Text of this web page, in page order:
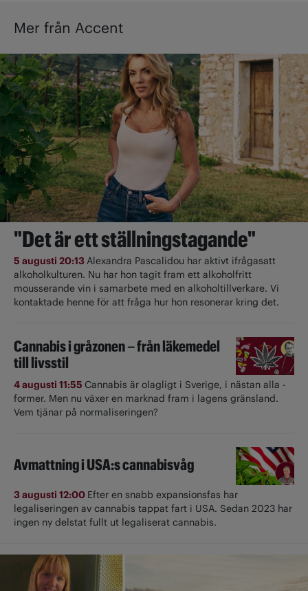
Mer från Accent
"Det är ett ställningstagande"
5 augusti 20:13Alexandra Pascalidou har aktivt ifrågasatt
alkoholkulturen. Nu har hon tagit fram ett alkoholfritt
mousserande vin i samarbete med en alkoholtillverkare. Vi
kontaktade henne för att fråga hur hon resonerar kring det.
Cannabis i gråzonen – från läkemedel
till livsstil
4 augusti 11:55 Cannabis är olagligt i ­Sverige, i nästan alla ­
former. Men nu växer en marknad fram i lagens gränsland.
Vem tjänar på normaliseringen?
Avmattning i USA:s cannabisvåg
3 augusti 12:00 Efter en snabb expansionsfas har
legaliseringen av cannabis tappat fart i USA. Sedan 2023 har
ingen ny delstat fullt ut ­legaliserat cannabis.